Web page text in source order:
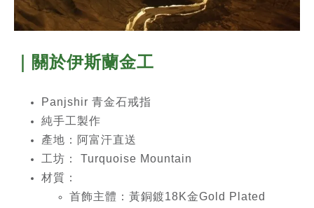
｜關於伊斯蘭金工
Panjshir 青金石戒指
純手工製作
產地：阿富汗直送
工坊： Turquoise Mountain
材質：
首飾主體：黃銅鍍18K金Gold Plated